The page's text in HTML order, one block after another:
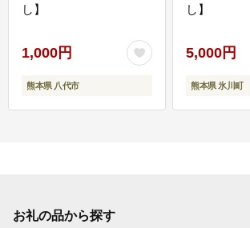
し】
1,000円
熊本県 八代市
し】
5,000円
熊本県 氷川町
お礼の品から探す